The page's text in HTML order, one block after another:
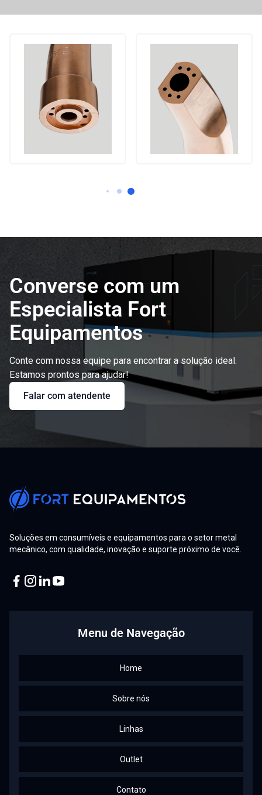
Converse com um
Especialista Fort
Equipamentos
Conte com nossa equipe para encontrar a solução ideal.
Estamos prontos para ajudar!
Falar com atendente
Soluções em consumíveis e equipamentos para o setor metal
mecânico, com qualidade, inovação e suporte próximo de você.
Menu de Navegação
Home
Sobre nós
Linhas
Outlet
Contato